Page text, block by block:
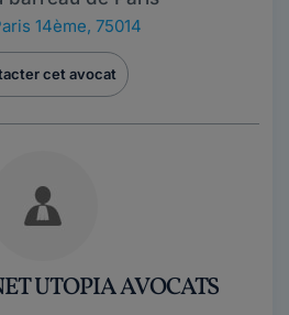
14ème, 75014
cet avocat
UTOPIA AVOCATS